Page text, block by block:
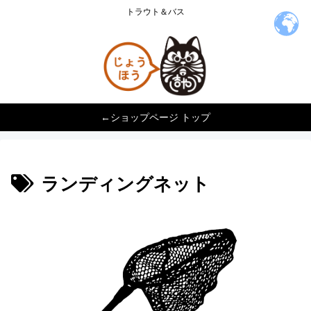
トラウト＆バス
←ショップページ トップ
ランディングネット